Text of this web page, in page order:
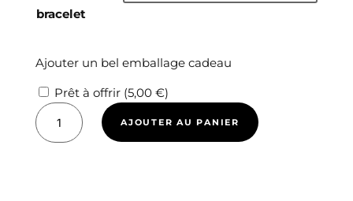
bracelet
Ajouter un bel emballage cadeau
Prêt à offrir (5,00 €)
quantité
de
AGATE
AJOUTER AU PANIER